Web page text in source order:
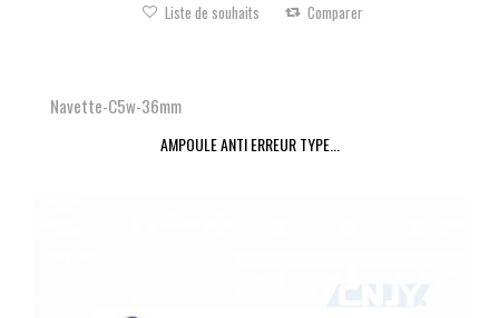
Liste de souhaits Comparer
Navette-C5w-36mm
AMPOULE ANTI ERREUR TYPE...